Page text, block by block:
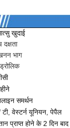
खुदाई
दक्षता
भाग
समर्थन
टी, वेस्टर्न यूनियन, पेपैल
प्राप्त होने के 2 दिन बाद